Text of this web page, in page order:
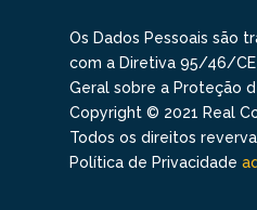
Os Dados Pessoais são
com a Diretiva 95/46/
Geral sobre a Proteção
Copyright © 2021 Real
Todos os direitos
Política de Privacidade